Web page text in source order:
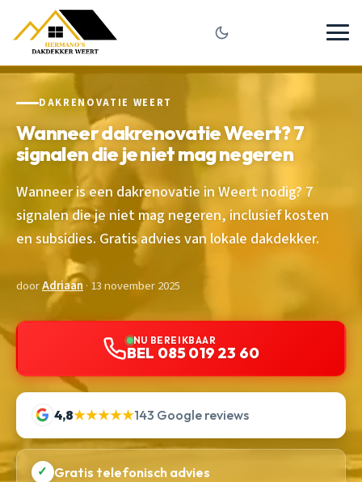
DAKRENOVATIE WEERT
Wanneer dakrenovatie Weert? 7
signalen die je niet mag negeren
Wanneer is een dakrenovatie in Weert nodig? 7
signalen die je niet mag negeren, inclusief kosten
en subsidies. Gratis advies van lokale dakdekker.
doorAdriaan · 13 november 2025
NU BEREIKBAAR
BEL 085 019 23 60
4,8★★★★★143 Google reviews
✓ Gratis telefonisch advies